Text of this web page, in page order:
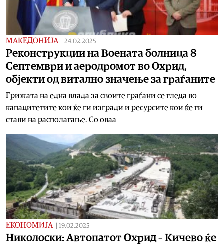
МАКЕДОНИЈА 24.02.2025
Реконструкции на Воената болница 8
Септември и аеродромот во Охрид,
објекти од витално значење за граѓаните
Грижата на една влада за своите граѓани се гледа во
капацитетите кои ќе ги изгради и ресурсите кои ќе ги
стави на располагање. Со оваа
ЕКОНОМИЈА 19.02.2025
Николоски: Автопатот Охрид – Кичево ќе